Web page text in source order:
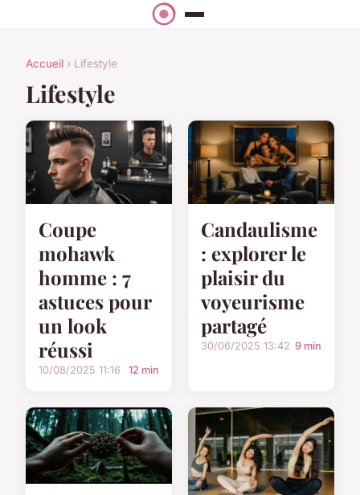
Accueil › Lifestyle
Lifestyle
Coupe
mohawk
homme : 7
astuces pour
un look
réussi
10/08/2025 11:16 12 min
Candaulisme
: explorer le
plaisir du
voyeurisme
partagé
30/06/2025 13:42 9 min